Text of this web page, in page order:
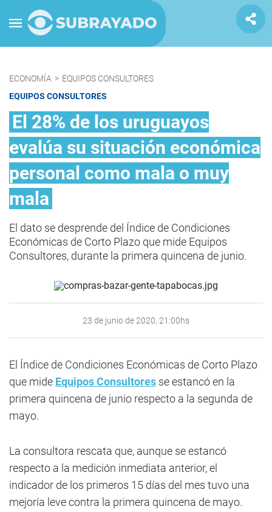
ECONOMÍA > EQUIPOS CONSULTORES
EQUIPOS CONSULTORES
El 28% de los uruguayos
evalúa su situación económica
personal como mala o muy
mala
El dato se desprende del Índice de Condiciones
Económicas de Corto Plazo que mide Equipos
Consultores, durante la primera quincena de junio.
23 de junio de 2020, 21:00hs
El Índice de Condiciones Económicas de Corto Plazo
que mide Equipos Consultores se estancó en la
primera quincena de junio respecto a la segunda de
mayo.
La consultora rescata que, aunque se estancó
respecto a la medición inmediata anterior, el
indicador de los primeros 15 días del mes tuvo una
mejoría leve contra la primera quincena de mayo.